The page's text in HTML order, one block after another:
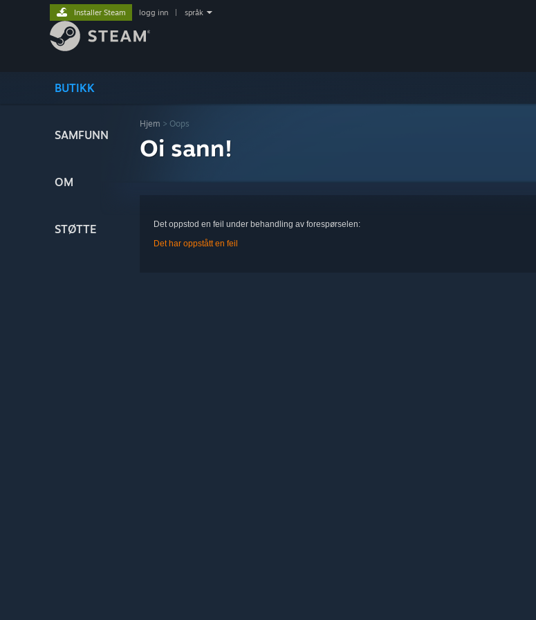
BUTIKK
SAMFUNN
OM
STØTTE
Installer Steam logg inn språk
Hjem > Oops
Oi sann!
Det oppstod en feil under behandling av forespørselen:
Det har oppstått en feil